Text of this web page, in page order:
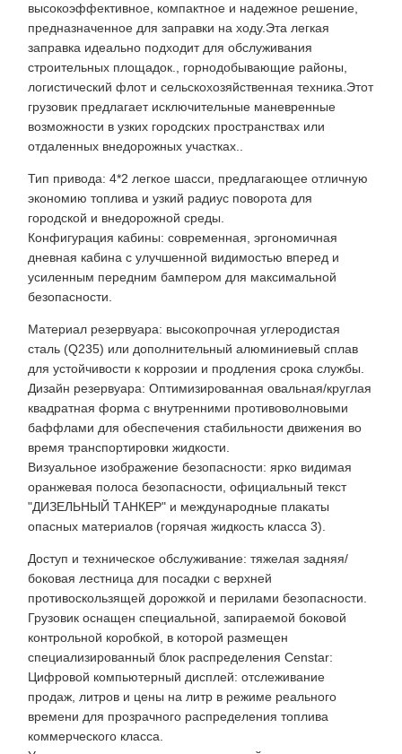
высокоэффективное, компактное и надежное решение,
предназначенное для заправки на ходу.Эта легкая
заправка идеально подходит для обслуживания
строительных площадок., горнодобывающие районы,
логистический флот и сельскохозяйственная техника.Этот
грузовик предлагает исключительные маневренные
возможности в узких городских пространствах или
отдаленных внедорожных участках..
Тип привода: 4*2 легкое шасси, предлагающее отличную
экономию топлива и узкий радиус поворота для
городской и внедорожной среды.
Конфигурация кабины: современная, эргономичная
дневная кабина с улучшенной видимостью вперед и
усиленным передним бампером для максимальной
безопасности.
Материал резервуара: высокопрочная углеродистая
сталь (Q235) или дополнительный алюминиевый сплав
для устойчивости к коррозии и продления срока службы.
Дизайн резервуара: Оптимизированная овальная/круглая
квадратная форма с внутренними противоволновыми
баффлами для обеспечения стабильности движения во
время транспортировки жидкости.
Визуальное изображение безопасности: ярко видимая
оранжевая полоса безопасности, официальный текст
"ДИЗЕЛЬНЫЙ ТАНКЕР" и международные плакаты
опасных материалов (горячая жидкость класса 3).
Доступ и техническое обслуживание: тяжелая задняя/
боковая лестница для посадки с верхней
противоскользящей дорожкой и перилами безопасности.
Грузовик оснащен специальной, запираемой боковой
контрольной коробкой, в которой размещен
специализированный блок распределения Censtar:
Цифровой компьютерный дисплей: отслеживание
продаж, литров и цены на литр в режиме реального
времени для прозрачного распределения топлива
коммерческого класса.